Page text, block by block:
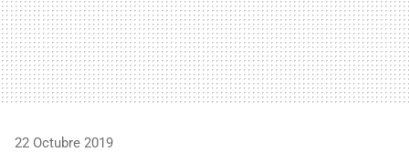
22 Octubre 2019